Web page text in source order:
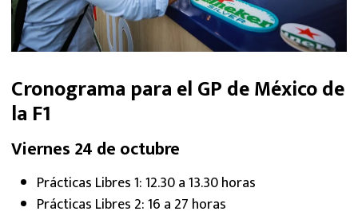
Cronograma para el GP de México de
la F1
Viernes 24 de octubre
Prácticas Libres 1: 12.30 a 13.30 horas
Prácticas Libres 2: 16 a 27 horas